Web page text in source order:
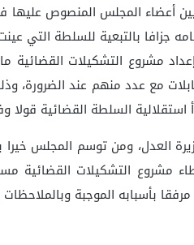
أعضاء المجلس المنصوص عليها في
جزافا بالتبعية للسلطة التي
مشروع التشكيلات القضائية ما
مع عدد منهم عند الضرورة،
السلطة القضائية قولا
العدل، ومن توسم المجلس
مشروع التشكيلات القضائية
بأسبابه الموجبة وبالملاحظات